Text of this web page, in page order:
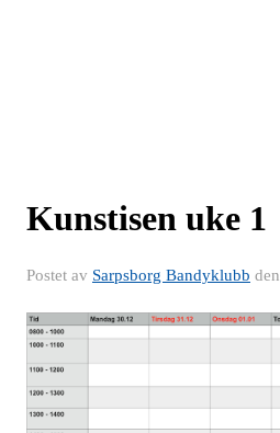
Kunstisen uke 1
Postet av Sarpsborg Bandyklubb den